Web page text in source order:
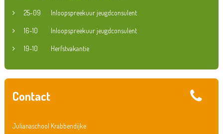
25-09 Inloopspreekuur jeugdconsulent
16-10 Inloopspreekuur jeugdconsulent
19-10 Herfstvakantie
Contact
Julianaschool Krabbendijke